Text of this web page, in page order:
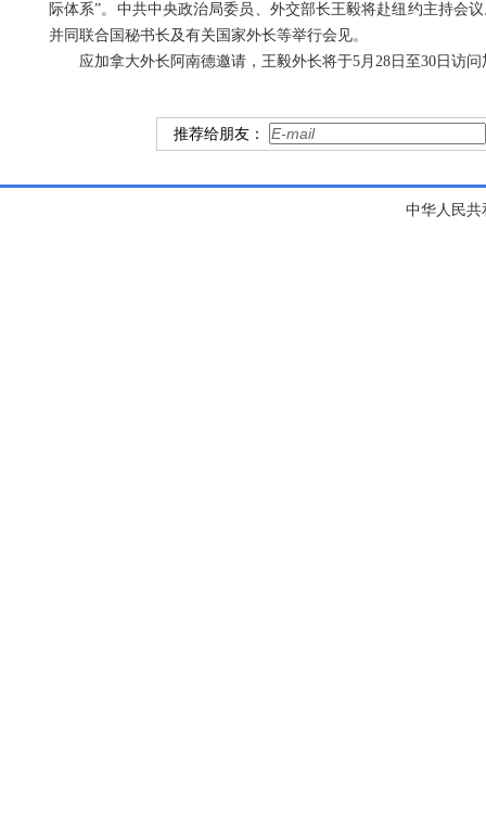
际体系”。中共中央政治局委员、外交部长王毅将赴纽约主持会
并同联合国秘书长及有关国家外长等举行会见。
应加拿大外长阿南德邀请，王毅外长将于5月28日至30日访
推荐给朋友：
中华人民共